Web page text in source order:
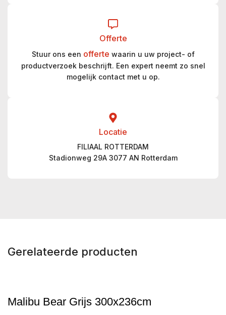
Offerte
Stuur ons een offerte waarin u uw project- of
productverzoek beschrijft. Een expert neemt zo snel
mogelijk contact met u op.
Locatie
FILIAAL ROTTERDAM
Stadionweg 29A 3077 AN Rotterdam
Gerelateerde producten
Malibu Bear Grijs 300x236cm